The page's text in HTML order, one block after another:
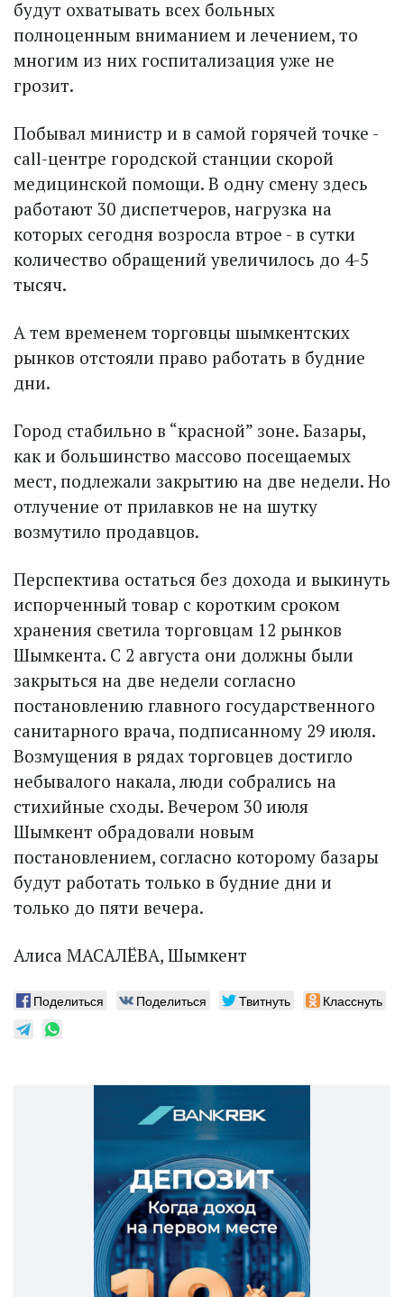
будут охватывать всех больных
полноценным вниманием и лечением, то
многим из них госпитализация уже не
грозит.
Побывал министр и в самой горячей точке -
call-центре городской станции скорой
медицинской помощи. В одну смену здесь
работают 30 диспетчеров, нагрузка на
которых сегодня возросла втрое - в сутки
количество обращений увеличилось до 4-5
тысяч.
А тем временем торговцы шымкентских
рынков отстояли право работать в будние
дни.
Город стабильно в “красной” зоне. Базары,
как и большинство массово посещаемых
мест, подлежали закрытию на две недели. Но
отлучение от прилавков не на шутку
возмутило продавцов.
Перспектива остаться без дохода и выкинуть
испорченный товар с коротким сроком
хранения светила торговцам 12 рынков
Шымкента. С 2 августа они должны были
закрыться на две недели согласно
постановлению главного государственного
санитарного врача, подписанному 29 июля.
Возмущения в рядах торговцев достигло
небывалого накала, люди собрались на
стихийные сходы. Вечером 30 июля
Шымкент обрадовали новым
постановлением, согласно которому базары
будут работать только в будние дни и
только до пяти вечера.
Алиса МАСАЛЁВА, Шымкент
Поделиться Поделиться Твитнуть Класснуть